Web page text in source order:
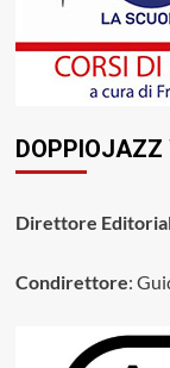
DOPPIOJAZZ
Direttore
Condirettore: